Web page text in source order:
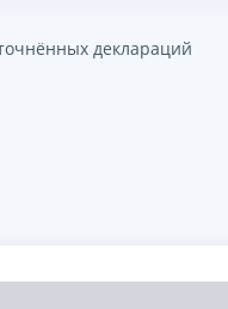
деклараций